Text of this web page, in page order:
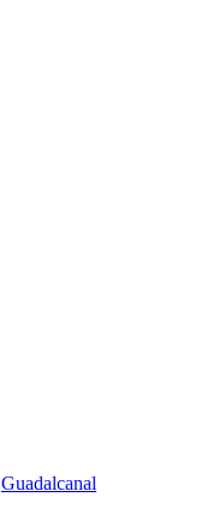
Guadalcanal